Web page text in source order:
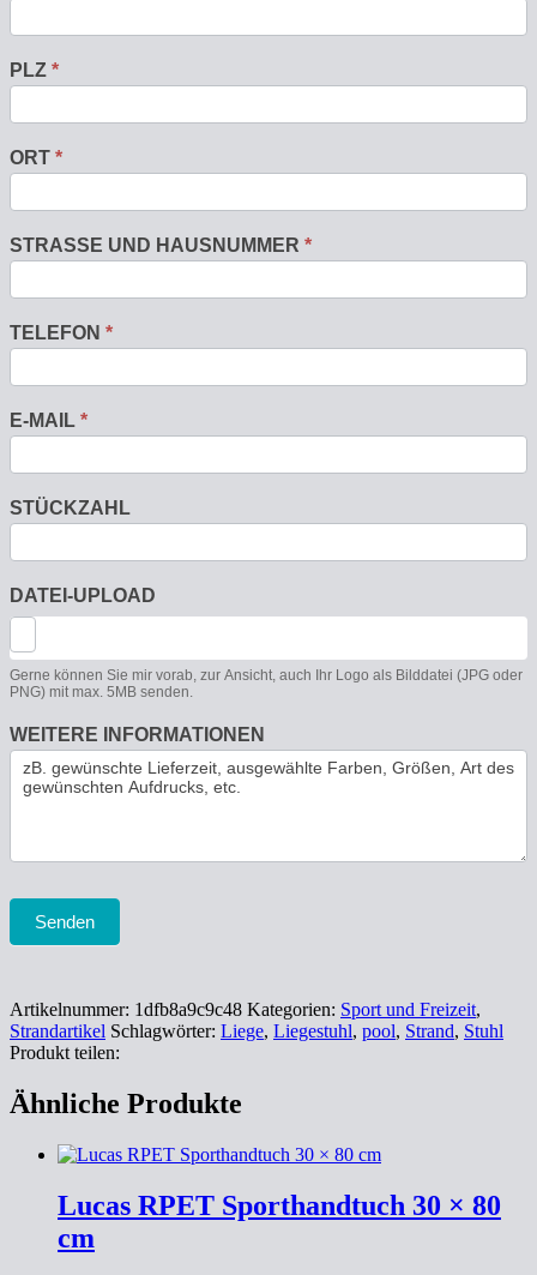
PLZ *
ORT *
STRASSE UND HAUSNUMMER *
TELEFON *
E-MAIL *
STÜCKZAHL
DATEI-UPLOAD
Gerne können Sie mir vorab, zur Ansicht, auch Ihr Logo als Bilddatei (JPG oder
PNG) mit max. 5MB senden.
WEITERE INFORMATIONEN
Senden
Artikelnummer: 1dfb8a9c9c48 Kategorien: Sport und Freizeit,
Strandartikel Schlagwörter: Liege, Liegestuhl, pool, Strand, Stuhl
Produkt teilen:
Ähnliche Produkte
Lucas RPET Sporthandtuch 30 × 80
cm